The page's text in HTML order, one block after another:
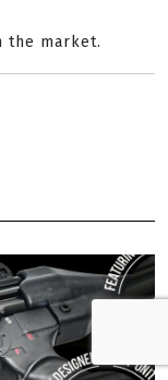
the market.